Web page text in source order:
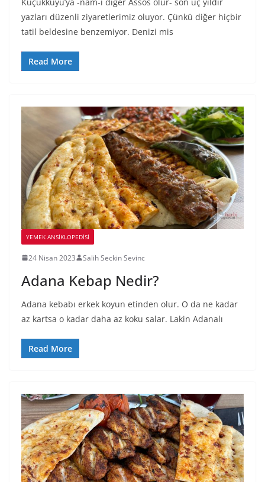
yazları düzenli ziyaretlerimiz oluyor. Çünkü diğer hiçbir
tatil beldesine benzemiyor. Denizi mis
Read More
YEMEK ANSİKLOPEDİSİ
24 Nisan 2023 Salih Seckin Sevinc
Adana Kebap Nedir?
Adana kebabı erkek koyun etinden olur. O da ne kadar
az kartsa o kadar daha az koku salar. Lakin Adanalı
Read More